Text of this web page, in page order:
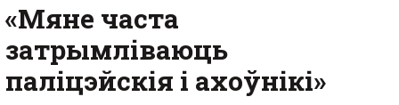
«Мяне часта
затрымліваюць
паліцэйскія і ахоўнікі»